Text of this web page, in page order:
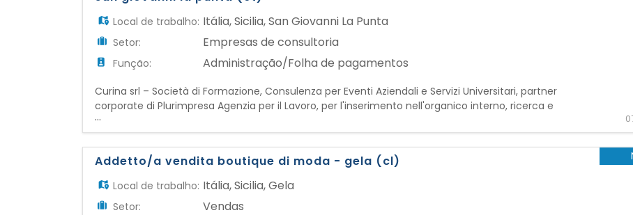
Local de trabalho: Itália,Sicilia,San Giovanni La Punta
Setor: Empresas de consultoria
Função: Administração/Folha de pagamentos
Curina srl – Società di Formazione, Consulenza per Eventi Aziendali e Servizi Universitari, partner
corporate di Plurimpresa Agenzia per il Lavoro, per l'inserimento nell'organico interno, ricerca e
seleziona: Responsabile Tecnico/Amministrativo in materia di Sicurezza Sul Lavoro La risorsa sarà
responsabile della gestione tecnico-org
...
Addetto/a vendita boutique di moda - gela (cl)
Local de trabalho: Itália,Sicilia,Gela
Setor: Vendas